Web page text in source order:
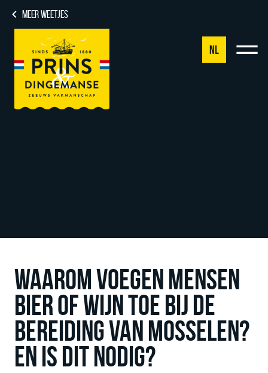
MEER WEETJES
NL
Waarom voegen mensen
bier of wijn toe bij de
bereiding van mosselen?
en is dit nodig?